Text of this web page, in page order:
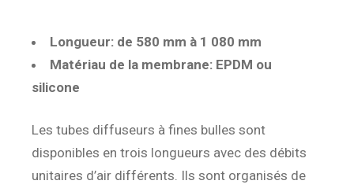
Longueur: de 580 mm à 1 080 mm
Matériau de la membrane: EPDM ou
silicone
Les tubes diffuseurs à fines bulles sont
disponibles en trois longueurs avec des débits
unitaires d’air différents. Ils sont organisés de